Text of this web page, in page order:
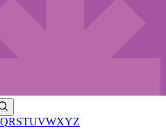
QRSTUVWXYZ